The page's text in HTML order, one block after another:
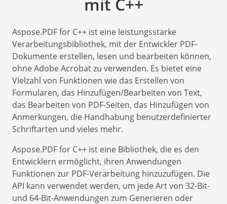
Aspose.PDF for C++ ist eine leistungsstarke
Verarbeitungsbibliothek, mit der Entwickler PDF-
Dokumente erstellen, lesen und bearbeiten können,
ohne Adobe Acrobat zu verwenden. Es bietet eine
Vielzahl von Funktionen wie das Erstellen von
Formularen, das Hinzufügen/Bearbeiten von Text,
das Bearbeiten von PDF-Seiten, das Hinzufügen von
Anmerkungen, die Handhabung benutzerdefinierter
Schriftarten und vieles mehr.
Aspose.PDF for C++ ist eine Bibliothek, die es den
Entwicklern ermöglicht, ihren Anwendungen
Funktionen zur PDF-Verarbeitung hinzuzufügen. Die
API kann verwendet werden, um jede Art von 32-Bit-
und 64-Bit-Anwendungen zum Generieren oder